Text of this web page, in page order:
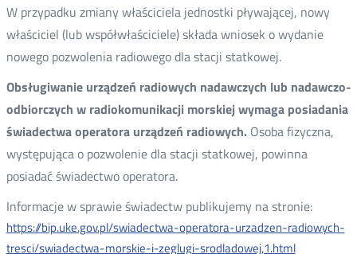
W przypadku zmiany właściciela jednostki pływającej, nowy
właściciel (lub współwłaściciele) składa wniosek o wydanie
nowego pozwolenia radiowego dla stacji statkowej.
Obsługiwanie urządzeń radiowych nadawczych lub nadawczo-
odbiorczych w radiokomunikacji morskiej wymaga posiadania
świadectwa operatora urządzeń radiowych.Osoba fizyczna,
występująca o pozwolenie dla stacji statkowej, powinna
posiadać świadectwo operatora.
Informacje w sprawie świadectw publikujemy na stronie:
https://bip.uke.gov.pl/swiadectwa-operatora-urzadzen-radiowych-
tresci/swiadectwa-morskie-i-zeglugi-srodladowej,1.html